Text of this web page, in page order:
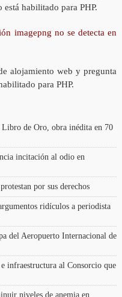
habilitado para PHP.
imagepng no se detecta en
alojamiento web y pregunta
para PHP.
de Oro, obra inédita en 70
incitación al odio en
por sus derechos
ridículos a periodista
del Aeropuerto Internacional de
infraestructura al Consorcio que
niveles de anemia en